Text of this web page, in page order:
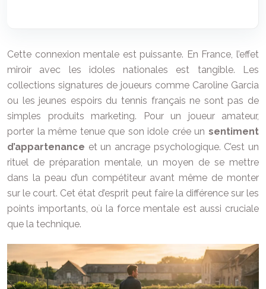
Cette connexion mentale est puissante. En France, l’effet
miroir avec les idoles nationales est tangible. Les
collections signatures de joueurs comme Caroline Garcia
ou les jeunes espoirs du tennis français ne sont pas de
simples produits marketing. Pour un joueur amateur,
porter la même tenue que son idole crée un sentiment
d’appartenance et un ancrage psychologique. C’est un
rituel de préparation mentale, un moyen de se mettre
dans la peau d’un compétiteur avant même de monter
sur le court. Cet état d’esprit peut faire la différence sur les
points importants, où la force mentale est aussi cruciale
que la technique.